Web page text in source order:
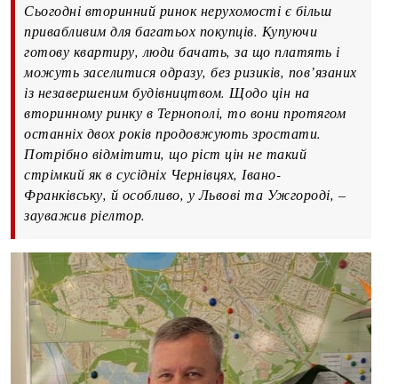
Сьогодні вторинний ринок нерухомості є більш
привабливим для багатьох покупців. Купуючи
готову квартиру, люди бачать, за що платять і
можуть заселитися одразу, без ризиків, пов’язаних
із незавершеним будівництвом. Щодо цін на
вторинному ринку в Тернополі, то вони протягом
останніх двох років продовжують зростати.
Потрібно відмітити, що ріст цін не такий
стрімкий як в сусідніх Чернівцях, Івано-
Франківську, й особливо, у Львові та Ужгороді, –
зауважив ріелтор.